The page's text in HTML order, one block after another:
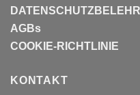
AGBs
COOKIE-RICHTLINIE
KONTAKT